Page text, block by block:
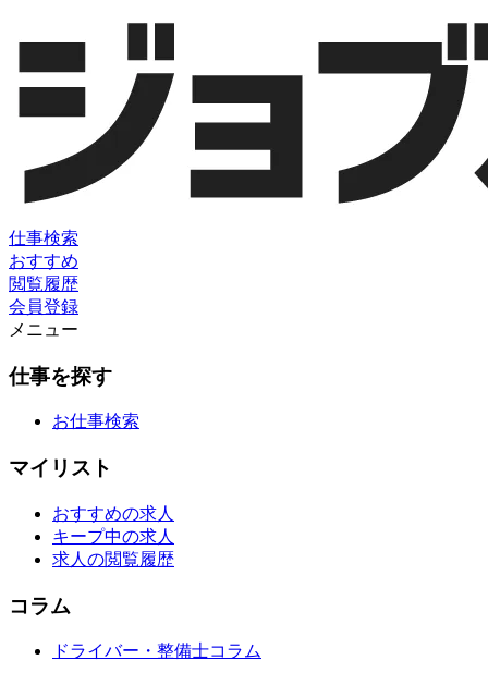
仕事検索
おすすめ
閲覧履歴
会員登録
メニュー
仕事を探す
お仕事検索
マイリスト
おすすめの求人
キープ中の求人
求人の閲覧履歴
コラム
ドライバー・整備士コラム